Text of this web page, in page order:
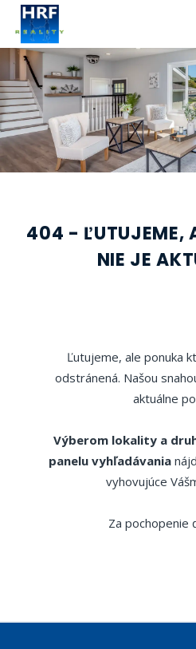
404 - ĽUTUJEME,
NIE JE
Ľutujeme, ale ponuka
odstránená. Našou
aktuálne
Výberom lokality a
panelu vyhľadávania
vyhovujúce
Za pochopenie